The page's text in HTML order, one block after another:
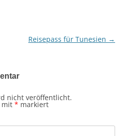
Reisepass für Tunesien →
nicht veröffentlicht.
mit * markiert